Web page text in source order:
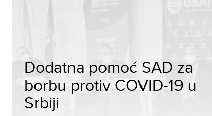
Dodatna pomoć SAD za
borbu protiv COVID-19 u
Srbiji